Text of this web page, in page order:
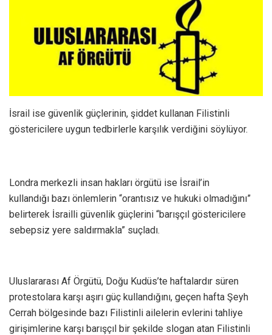
İsrail ise güvenlik güçlerinin, şiddet kullanan Filistinli
göstericilere uygun tedbirlerle karşılık verdiğini söylüyor.
Londra merkezli insan hakları örgütü ise İsrail’in
kullandığı bazı önlemlerin “orantısız ve hukuki olmadığını”
belirterek İsrailli güvenlik güçlerini “barışçıl göstericilere
sebepsiz yere saldırmakla” suçladı.
Uluslararası Af Örgütü, Doğu Kudüs’te haftalardır süren
protestolara karşı aşırı güç kullandığını, geçen hafta Şeyh
Cerrah bölgesinde bazı Filistinli ailelerin evlerini tahliye
girişimlerine karşı barışçıl bir şekilde slogan atan Filistinli